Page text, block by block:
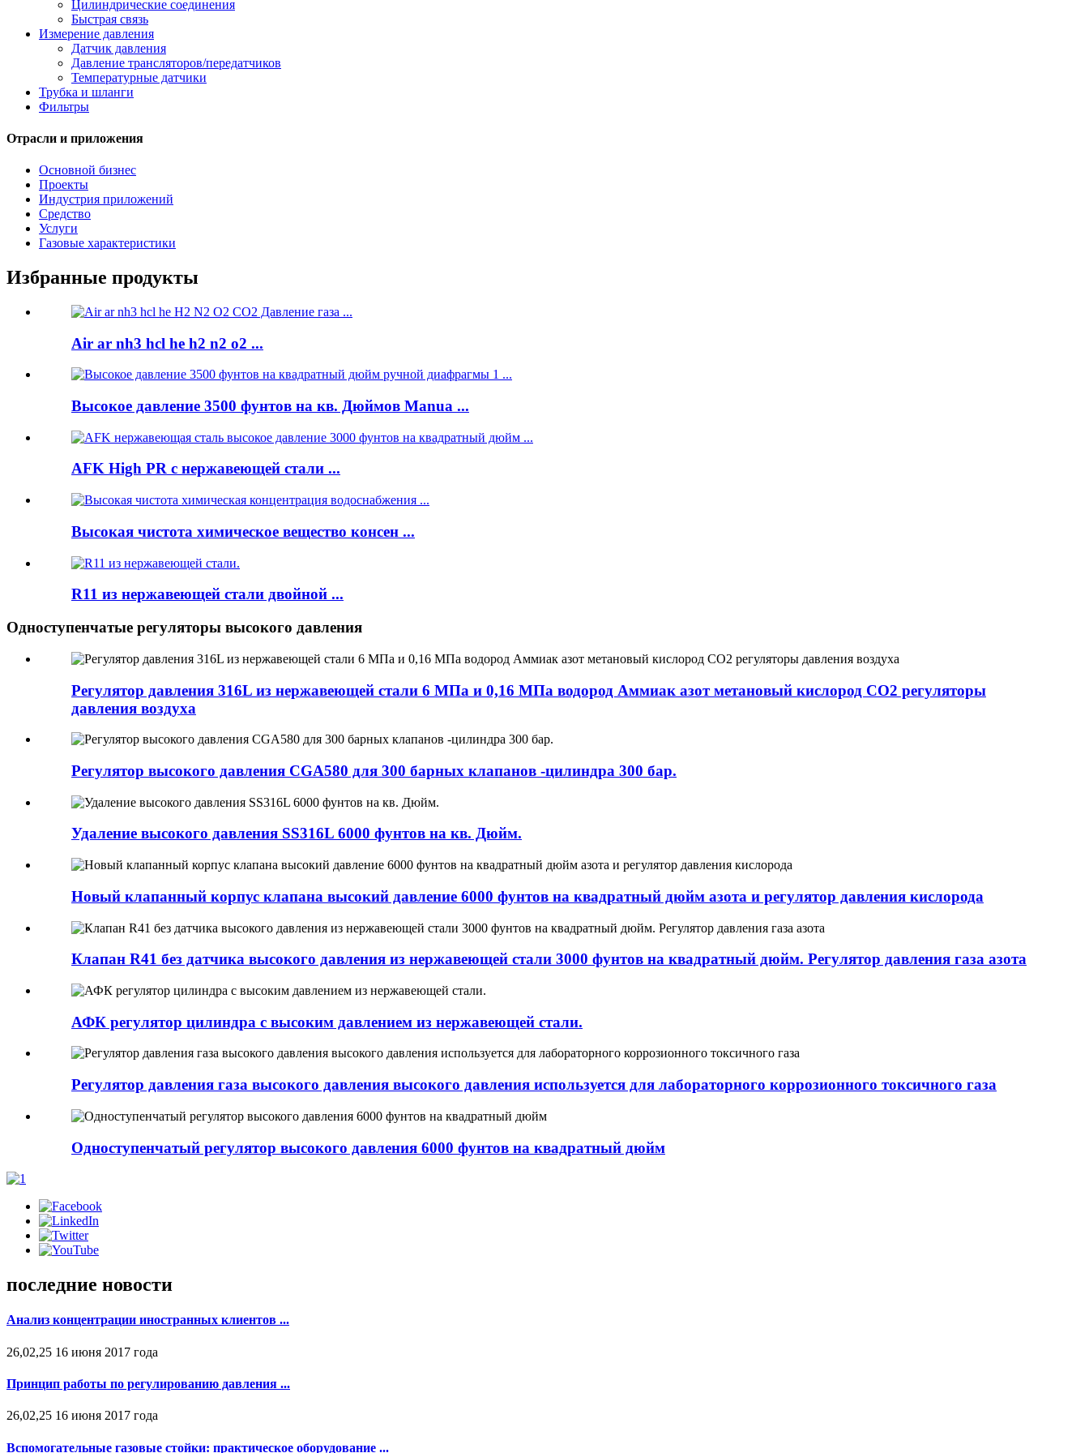
Цилиндрические соединения
Быстрая связь
Измерение давления
Датчик давления
Давление трансляторов/передатчиков
Температурные датчики
Трубка и шланги
Фильтры
Отрасли и приложения
Основной бизнес
Проекты
Индустрия приложений
Средство
Услуги
Газовые характеристики
Избранные продукты
Air ar nh3 hcl he h2 n2 o2 ...
Высокое давление 3500 фунтов на кв. Дюймов Manua ...
AFK High PR с нержавеющей стали ...
Высокая чистота химическое вещество консен ...
R11 из нержавеющей стали двойной ...
Одноступенчатые регуляторы высокого давления
Регулятор давления 316L из нержавеющей стали 6 МПа и 0,16 МПа водород Аммиак азот метановый кислород СО2 регуляторы
давления воздуха
Регулятор высокого давления CGA580 для 300 барных клапанов -цилиндра 300 бар.
Удаление высокого давления SS316L 6000 фунтов на кв. Дюйм.
Новый клапанный корпус клапана высокий давление 6000 фунтов на квадратный дюйм азота и регулятор давления кислорода
Клапан R41 без датчика высокого давления из нержавеющей стали 3000 фунтов на квадратный дюйм. Регулятор давления газа азота
АФК регулятор цилиндра с высоким давлением из нержавеющей стали.
Регулятор давления газа высокого давления высокого давления используется для лабораторного коррозионного токсичного газа
Одноступенчатый регулятор высокого давления 6000 фунтов на квадратный дюйм
последние новости
Анализ концентрации иностранных клиентов ...
26,02,25 16 июня 2017 года
Принцип работы по регулированию давления ...
26,02,25 16 июня 2017 года
Вспомогательные газовые стойки: практическое оборудование ...